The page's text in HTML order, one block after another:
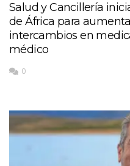
Salud y Cancillería
de África para
intercambios en
médico
0